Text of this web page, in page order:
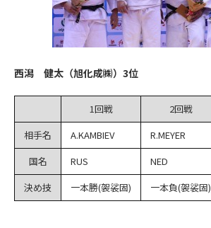
西潟 健太（旭化成㈱）3位
1回戦 2回戦
相手名
A.KAMBIEV R.MEYER
国名
RUS NED
決め技
一本勝(袈裟固) 一本負(袈裟固)